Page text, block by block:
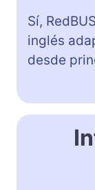
Sí,
inglés
desde